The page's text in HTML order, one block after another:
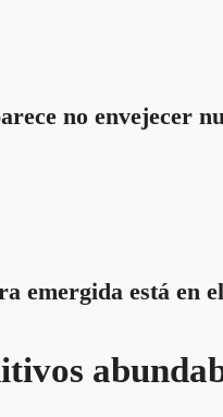
no envejecer
emergida está en